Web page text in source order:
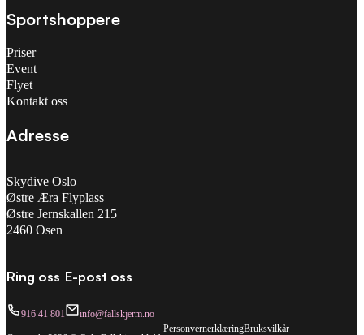
Sportshoppere
Priser
Event
Flyet
Kontakt oss
Adresse
Skydive Oslo
Østre Æra Flyplass
Østre Jernskallen 215
2460 Osen
Ring oss
916 41 801
E-post oss
info@fallskjerm.no
PersonvernerklæringBruksvilkår